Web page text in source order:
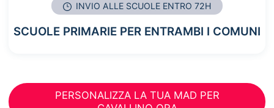
INVIO ALLE SCUOLE ENTRO 72H
SCUOLE PRIMARIE PER ENTRAMBI I COMUNI
PERSONALIZZA LA TUA MAD PER